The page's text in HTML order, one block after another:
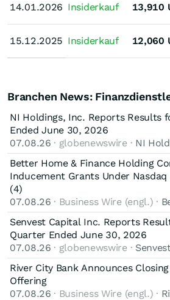
14.01.2026
15.12.2025
14.01.2026 Insiderkauf 13,910
15.12.2025 Insiderkauf 12,060
Branchen News:
NI Holdings, Inc. Reports Results
Ended June 30, 2026
07.08.26 · globenewswire · NI
Better Home & Finance Holding
Inducement Grants Under
(4)
07.08.26 · Business Wire (engl.) ·
Senvest Capital Inc. Reports
Quarter Ended June 30, 2026
07.08.26 · globenewswire ·
River City Bank Announces
Offering
07.08.26 · Business Wire (engl.) ·